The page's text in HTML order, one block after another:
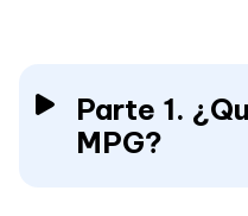
Parte 1.
MPG?